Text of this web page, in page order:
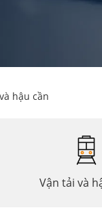
hậu cần
Vận tải và